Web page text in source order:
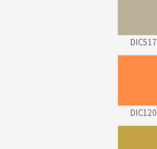
DIC517
DIC120